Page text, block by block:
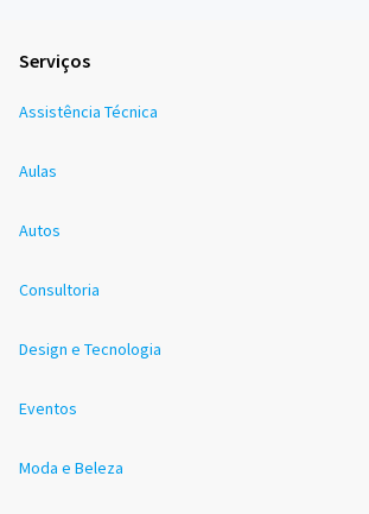
Serviços
Assistência Técnica
Aulas
Autos
Consultoria
Design e Tecnologia
Eventos
Moda e Beleza